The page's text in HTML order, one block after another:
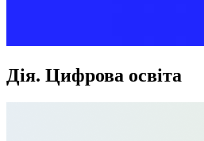
Дія. Цифрова освіта